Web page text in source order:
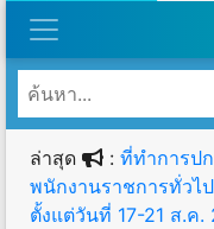
ล่าสุด : ที่ทำการป
พนักงานราชการทั่วไ
ตั้งแต่วันที่ 17-21 ส.ค.